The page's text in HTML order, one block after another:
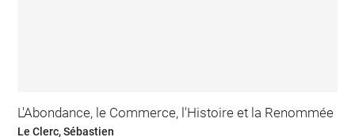
L'Abondance, le Commerce, l'Histoire et la Renommée
Le Clerc, Sébastien